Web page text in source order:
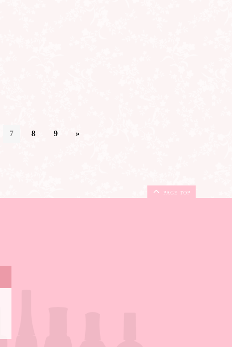
7 8 9 »
PAGE TOP